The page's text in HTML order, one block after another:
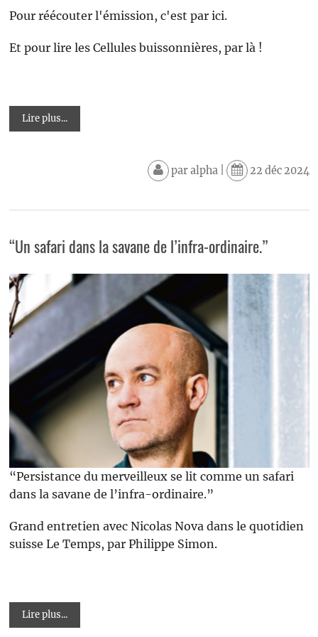
Pour réécouter l'émission, c'est par ici.
Et pour lire les Cellules buissonnières, par là !
Lire plus...
paralpha| 22 déc 2024
“Un safari dans la savane de l’infra-ordinaire.”
“Persistance du merveilleux se lit comme un safari
dans la savane de l’infra-ordinaire.”
Grand entretien avec Nicolas Nova dans le quotidien
suisse Le Temps, par Philippe Simon.
Lire plus...